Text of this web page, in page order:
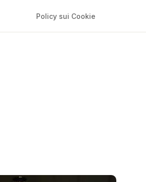
Policy sui Cookie